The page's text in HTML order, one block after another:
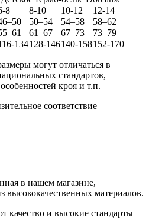
8 8-10 10-12
12-14
50–54 54–58
58–62
61–67 67–73
73–79
134128-146140-158152-170
могут отличаться в
стандартов,
кроя и т.п.
соответствие
в нашем магазине,
высококачественных материалов.
качество и высокие стандарты